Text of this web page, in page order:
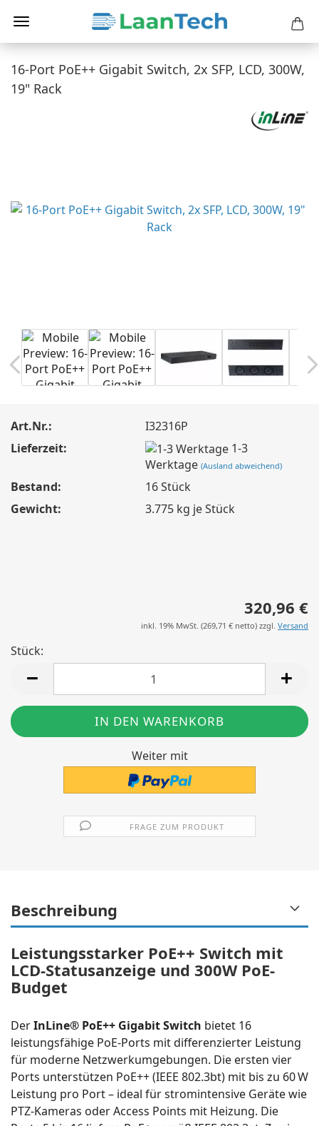
16-Port PoE++ Gigabit Switch, 2x SFP, LCD, 300W,
19" Rack
Art.Nr.:
I32316P
Lieferzeit:
1-3
Werktage(Ausland abweichend)
Bestand: 16Stück
Gewicht:
3.775 kg je Stück
320,96 €
inkl. 19% MwSt. (269,71 € netto) zzgl. Versand
Stück:
Weiter mit
FRAGE ZUM PRODUKT
Beschreibung
Leistungsstarker PoE++ Switch mit
LCD-Statusanzeige und 300W PoE-
Budget
DerInLine® PoE++ Gigabit Switch bietet 16
leistungsfähige PoE-Ports mit differenzierter Leistung
für moderne Netzwerkumgebungen. Die ersten vier
Ports unterstützen PoE++ (IEEE 802.3bt) mit bis zu 60 W
Leistung pro Port – ideal für stromintensive Geräte wie
PTZ-Kameras oder Access Points mit Heizung. Die